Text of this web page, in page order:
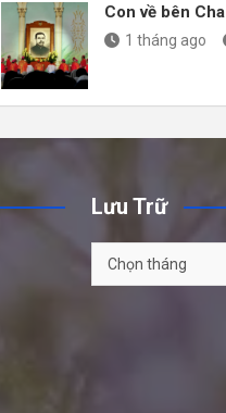
Con về bên Cha
1 tháng ago
Lưu Trữ
Lưu
Trữ